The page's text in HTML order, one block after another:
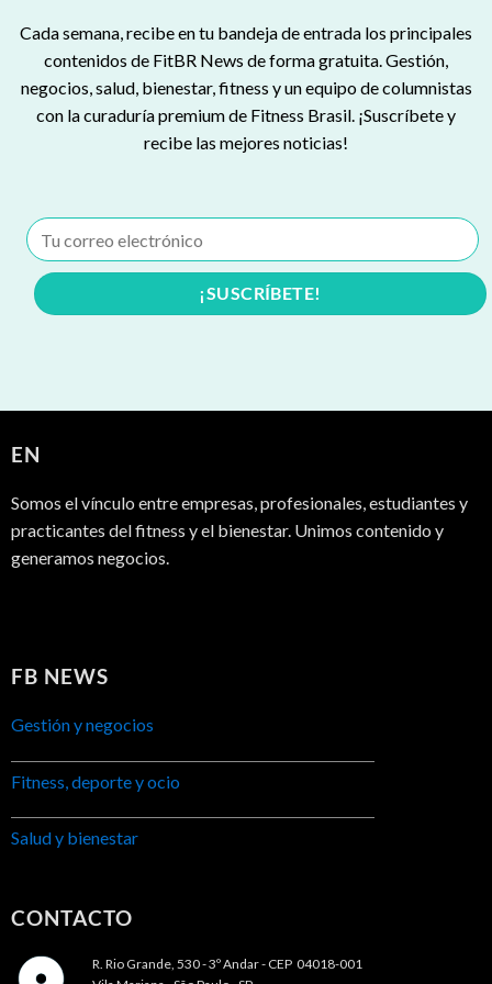
Cada semana, recibe en tu bandeja de entrada los principales
contenidos de FitBR News de forma gratuita. Gestión,
negocios, salud, bienestar, fitness y un equipo de columnistas
con la curaduría premium de Fitness Brasil. ¡Suscríbete y
recibe las mejores noticias!
EN
Somos el vínculo entre empresas, profesionales, estudiantes y
practicantes del fitness y el bienestar. Unimos contenido y
generamos negocios.
FB NEWS
Gestión y negocios
Fitness, deporte y ocio
Salud y bienestar
CONTACTO
R. Rio Grande, 530 - 3º Andar - CEP 04018-001